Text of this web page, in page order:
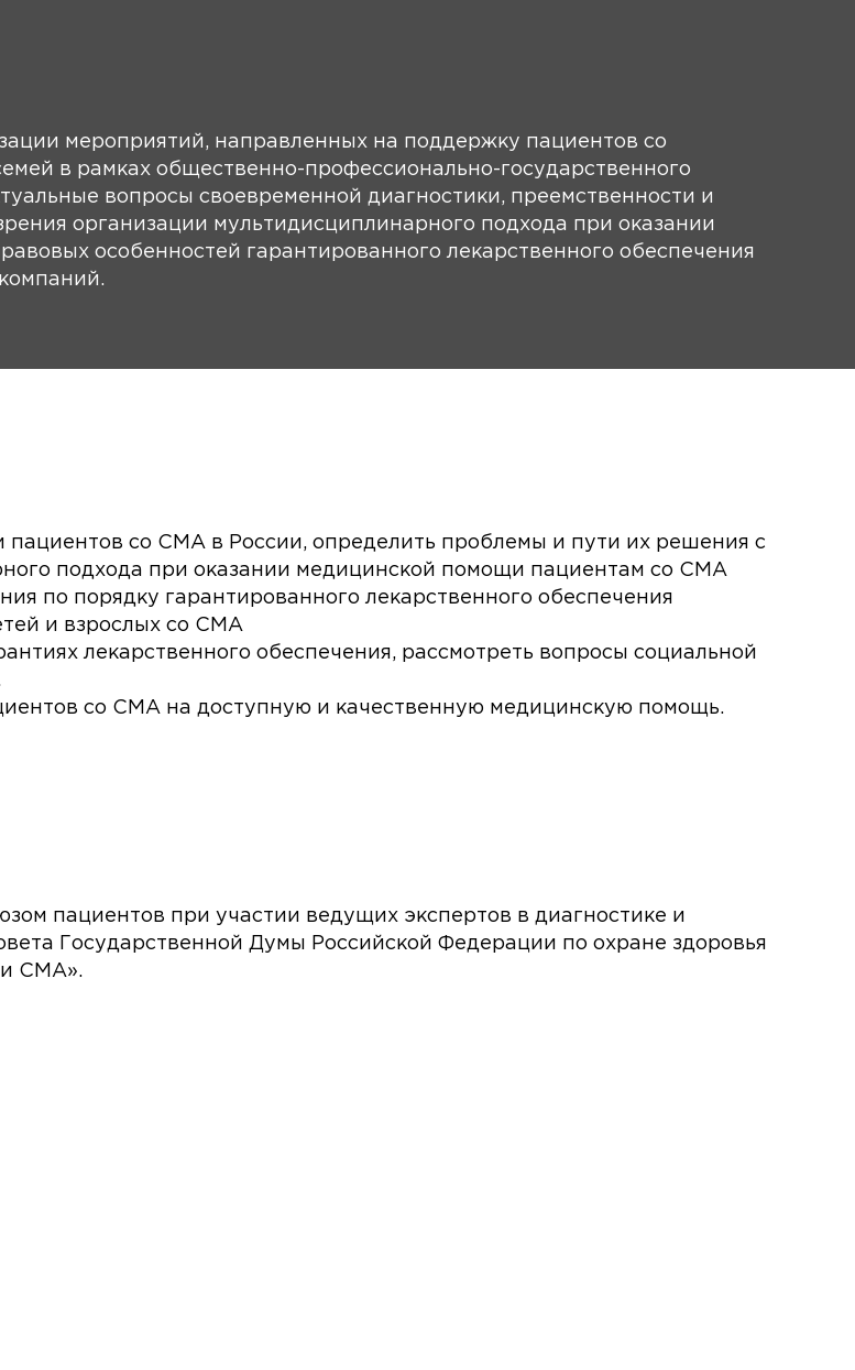
мероприятий, направленных на поддержку пациентов со
в рамках общественно-профессионально-государственного
вопросы своевременной диагностики, преемственности и
организации мультидисциплинарного подхода при оказании
особенностей гарантированного лекарственного обеспечения
пациентов со СМА в России, определить проблемы и пути их решения с
подхода при оказании медицинской помощи пациентам со СМА
по порядку гарантированного лекарственного обеспечения
и взрослых со СМА
лекарственного обеспечения, рассмотреть вопросы социальной
со СМА на доступную и качественную медицинскую помощь.
пациентов при участии ведущих экспертов в диагностике и
Государственной Думы Российской Федерации по охране здоровья
СМА».